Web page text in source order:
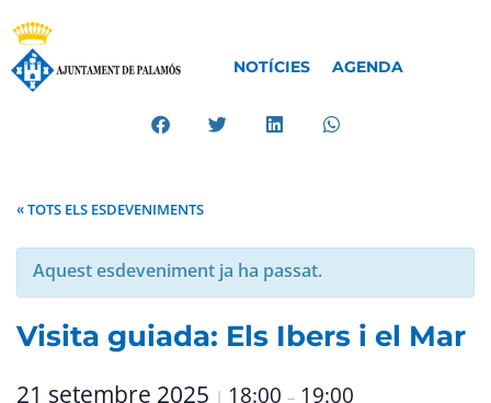
NOTÍCIES AGENDA
« TOTS ELS ESDEVENIMENTS
Aquest esdeveniment ja ha passat.
Visita guiada: Els Ibers i el Mar
21 setembre 2025 | 18:00 – 19:00